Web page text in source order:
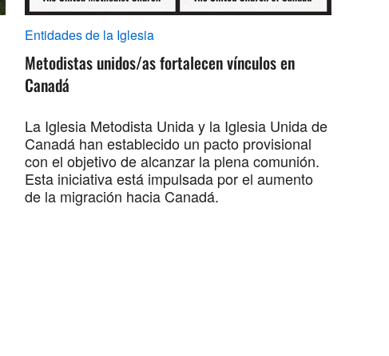
Entidades de la Iglesia
Metodistas unidos/as fortalecen vínculos en
Canadá
La Iglesia Metodista Unida y la Iglesia Unida de
Canadá han establecido un pacto provisional
con el objetivo de alcanzar la plena comunión.
Esta iniciativa está impulsada por el aumento
de la migración hacia Canadá.